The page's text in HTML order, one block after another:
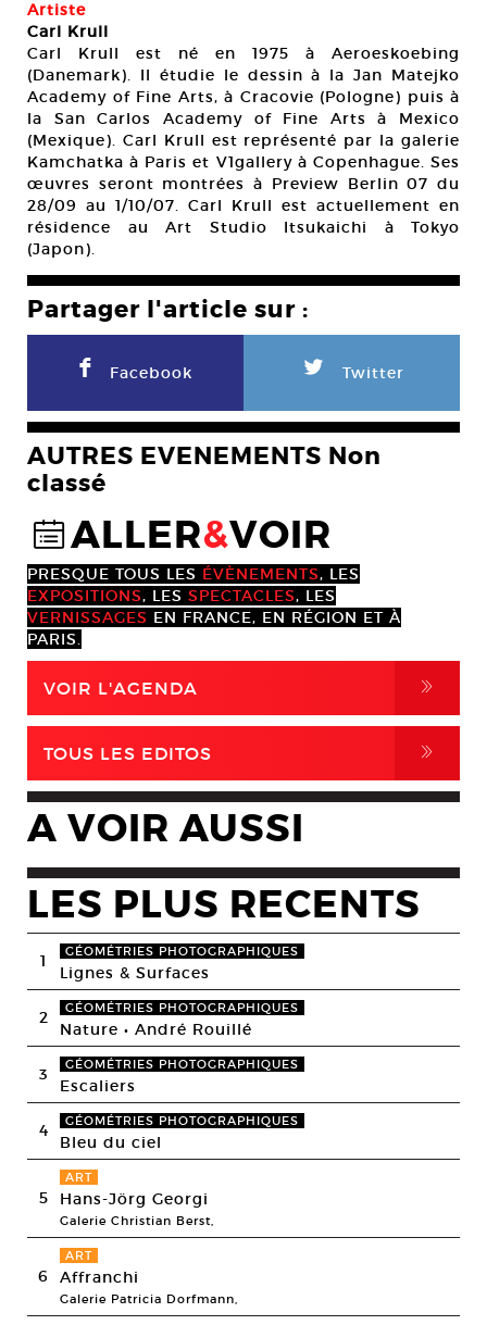
Artiste
Carl Krull
Carl Krull est né en 1975 à Aeroeskoebing
(Danemark). Il étudie le dessin à la Jan Matejko
Academy of Fine Arts, à Cracovie (Pologne) puis à
la San Carlos Academy of Fine Arts à Mexico
(Mexique). Carl Krull est représenté par la galerie
Kamchatka à Paris et V1gallery à Copenhague. Ses
œuvres seront montrées à Preview Berlin 07 du
28/09 au 1/10/07. Carl Krull est actuellement en
résidence au Art Studio Itsukaichi à Tokyo
(Japon).
Partager l'article sur :
F Facebook L Twitter
AUTRES EVENEMENTS Non
classé
@ALLER&VOIR
PRESQUE TOUS LES ÉVÈNEMENTS, LES
EXPOSITIONS, LES SPECTACLES, LES
VERNISSAGES EN FRANCE, EN RÉGION ET À
PARIS.
VOIR L'AGENDA ,
TOUS LES EDITOS ,
A VOIR AUSSI
LES PLUS RECENTS
1 GÉOMÉTRIES PHOTOGRAPHIQUES
Lignes & Surfaces
2 GÉOMÉTRIES PHOTOGRAPHIQUES
Nature • André Rouillé
3 GÉOMÉTRIES PHOTOGRAPHIQUES
Escaliers
4 GÉOMÉTRIES PHOTOGRAPHIQUES
Bleu du ciel
5
ART
Hans-Jörg Georgi
Galerie Christian Berst,
6
ART
Affranchi
Galerie Patricia Dorfmann,